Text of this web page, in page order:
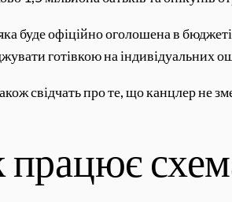
буде офіційно оголошена в
готівкою на індивідуальних
свідчать про те, що канцлер не
працює